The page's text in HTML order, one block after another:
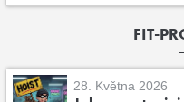
FIT-
28. Května 2026